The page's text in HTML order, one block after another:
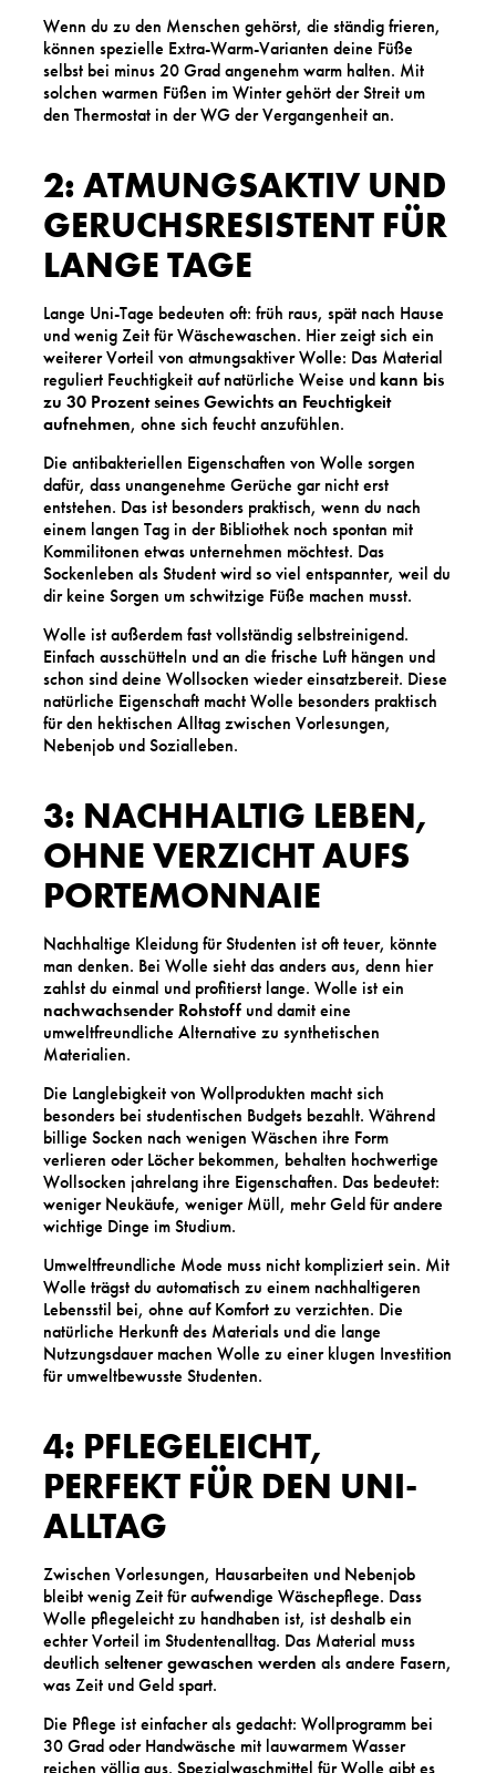
Wenn du zu den Menschen gehörst, die ständig frieren,
können spezielle Extra-Warm-Varianten deine Füße
selbst bei minus 20 Grad angenehm warm halten. Mit
solchen warmen Füßen im Winter gehört der Streit um
den Thermostat in der WG der Vergangenheit an.
2: ATMUNGSAKTIV UND
GERUCHSRESISTENT FÜR
LANGE TAGE
Lange Uni-Tage bedeuten oft: früh raus, spät nach Hause
und wenig Zeit für Wäschewaschen. Hier zeigt sich ein
weiterer Vorteil von atmungsaktiver Wolle: Das Material
reguliert Feuchtigkeit auf natürliche Weise und kann bis
zu 30 Prozent seines Gewichts an Feuchtigkeit
aufnehmen, ohne sich feucht anzufühlen.
Die antibakteriellen Eigenschaften von Wolle sorgen
dafür, dass unangenehme Gerüche gar nicht erst
entstehen. Das ist besonders praktisch, wenn du nach
einem langen Tag in der Bibliothek noch spontan mit
Kommilitonen etwas unternehmen möchtest. Das
Sockenleben als Student wird so viel entspannter, weil du
dir keine Sorgen um schwitzige Füße machen musst.
Wolle ist außerdem fast vollständig selbstreinigend.
Einfach ausschütteln und an die frische Luft hängen und
schon sind deine Wollsocken wieder einsatzbereit. Diese
natürliche Eigenschaft macht Wolle besonders praktisch
für den hektischen Alltag zwischen Vorlesungen,
Nebenjob und Sozialleben.
3: NACHHALTIG LEBEN,
OHNE VERZICHT AUFS
PORTEMONNAIE
Nachhaltige Kleidung für Studenten ist oft teuer, könnte
man denken. Bei Wolle sieht das anders aus, denn hier
zahlst du einmal und profitierst lange. Wolle ist ein
nachwachsender Rohstoff und damit eine
umweltfreundliche Alternative zu synthetischen
Materialien.
Die Langlebigkeit von Wollprodukten macht sich
besonders bei studentischen Budgets bezahlt. Während
billige Socken nach wenigen Wäschen ihre Form
verlieren oder Löcher bekommen, behalten hochwertige
Wollsocken jahrelang ihre Eigenschaften. Das bedeutet:
weniger Neukäufe, weniger Müll, mehr Geld für andere
wichtige Dinge im Studium.
Umweltfreundliche Mode muss nicht kompliziert sein. Mit
Wolle trägst du automatisch zu einem nachhaltigeren
Lebensstil bei, ohne auf Komfort zu verzichten. Die
natürliche Herkunft des Materials und die lange
Nutzungsdauer machen Wolle zu einer klugen Investition
für umweltbewusste Studenten.
4: PFLEGELEICHT,
PERFEKT FÜR DEN UNI-
ALLTAG
Zwischen Vorlesungen, Hausarbeiten und Nebenjob
bleibt wenig Zeit für aufwendige Wäschepflege. Dass
Wolle pflegeleicht zu handhaben ist, ist deshalb ein
echter Vorteil im Studentenalltag. Das Material muss
deutlich seltener gewaschen werden als andere Fasern,
was Zeit und Geld spart.
Die Pflege ist einfacher als gedacht: Wollprogramm bei
30 Grad oder Handwäsche mit lauwarmem Wasser
reichen völlig aus. Spezialwaschmittel für Wolle gibt es